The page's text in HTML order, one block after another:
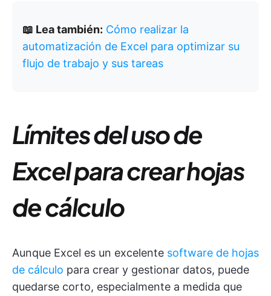
📖 Lea también: Cómo realizar la
automatización de Excel para optimizar su
flujo de trabajo y sus tareas
Límites del uso de
Excel para crear hojas
de cálculo
Aunque Excel es un excelente software de hojas
de cálculo para crear y gestionar datos, puede
quedarse corto, especialmente a medida que